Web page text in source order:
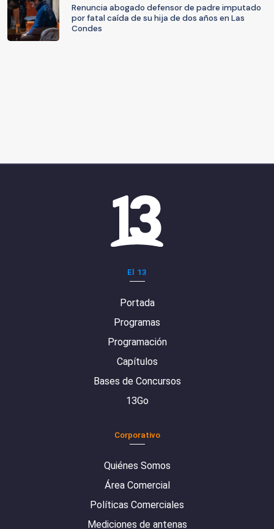
Renuncia abogado defensor de padre imputado
por fatal caída de su hija de dos años en Las
Condes
El 13
Portada
Programas
Programación
Capítulos
Bases de Concursos
13Go
Corporativo
Quiénes Somos
Área Comercial
Políticas Comerciales
Mediciones de antenas